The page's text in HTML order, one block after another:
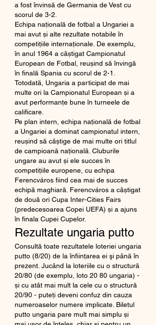
a fost învinsă de Germania de Vest cu
scorul de 3-2.
Echipa națională de fotbal a Ungariei a
mai avut și alte rezultate notabile în
competițiile internaționale. De exemplu,
în anul 1964 a câștigat Campionatul
European de Fotbal, reușind să învingă
în finală Spania cu scorul de 2-1.
Totodată, Ungaria a participat de mai
multe ori la Campionatul European și a
avut performanțe bune în turneele de
calificare.
Pe plan intern, echipa națională de fotbal
a Ungariei a dominat campionatul intern,
reușind să câștige de mai multe ori titlul
de campioană națională. Cluburile
ungare au avut și ele succes în
competițiile europene, cu echipa
Ferencváros fiind cea mai de succes
echipă maghiară. Ferencváros a câștigat
de două ori Cupa Inter-Cities Fairs
(predecesoarea Copei UEFA) și a ajuns
în finala Cupei Cupelor.
Rezultate ungaria putto
Consultă toate rezultatele loteriei ungaria
putto (8/20) de la înfiinţarea ei şi până în
prezent. Jucând la loteriile cu o structură
20/80 (de exemplu, loto 20 80 ungaria) -
și cu atât mai mult la cele cu o structură
20/90 - puteți deveni confuz din cauza
numeroaselor numere implicate. Biletul
putto ungaria pare mult mai simplu și